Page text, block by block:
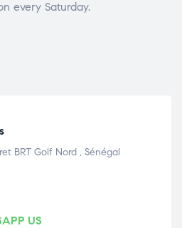
every Saturday.
BRT Golf Nord , Sénégal
US